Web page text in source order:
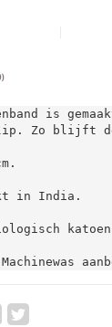
is
Zo blijft
in India.